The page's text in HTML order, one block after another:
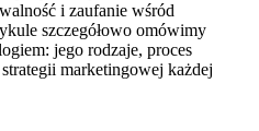
i zaufanie wśród
szczegółowo omówimy
jego rodzaje, proces
marketingowej każdej